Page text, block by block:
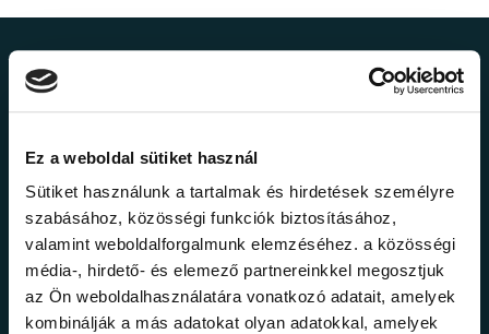
Ez a weboldal sütiket használ
Sütiket használunk a tartalmak és hirdetések személyre
szabásához, közösségi funkciók biztosításához,
valamint weboldalforgalmunk elemzéséhez. a közösségi
média-, hirdető- és elemező partnereinkkel megosztjuk
az Ön weboldalhasználatára vonatkozó adatait, amelyek
kombinálják a más adatokat olyan adatokkal, amelyek
Ne maradj le a
legfrissebb
információkról!
Értesülj elsőként legújabb tanfolyamainkról,
legfrissebb híreinkről és időszakos
promócióinkról.